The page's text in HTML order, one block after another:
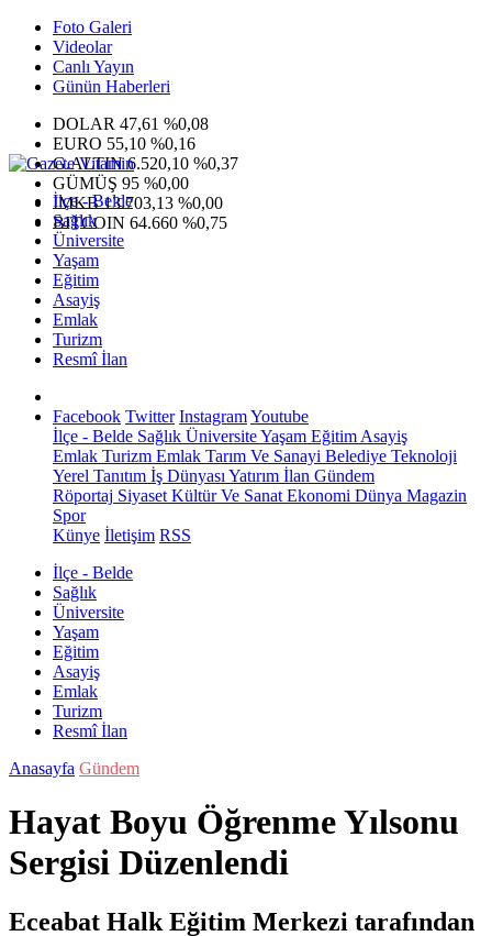
Foto Galeri
Videolar
Canlı Yayın
Günün Haberleri
DOLAR 47,61 %0,08
EURO 55,10 %0,16
G.ALTIN6.520,10 %0,37
GÜMÜŞ 95 %0,00
IMKB13.703,13 %0,00
BITCOIN 64.660 %0,75
İlçe - Belde
Sağlık
Üniversite
Yaşam
Eğitim
Asayiş
Emlak
Turizm
Resmî İlan
Facebook Twitter InstagramYoutube
İlçe - Belde Sağlık ÜniversiteYaşam Eğitim Asayiş
Emlak Turizm Emlak Tarım Ve Sanayi Belediye Teknoloji
Yerel Tanıtım İş Dünyası Yatırım İlan Gündem
Röportaj Siyaset Kültür Ve Sanat Ekonomi Dünya Magazin
Spor
Künye İletişim RSS
İlçe - Belde
Sağlık
Üniversite
Yaşam
Eğitim
Asayiş
Emlak
Turizm
Resmî İlan
Anasayfa Gündem
Hayat Boyu Öğrenme Yılsonu
Sergisi Düzenlendi
Eceabat Halk Eğitim Merkezi tarafından